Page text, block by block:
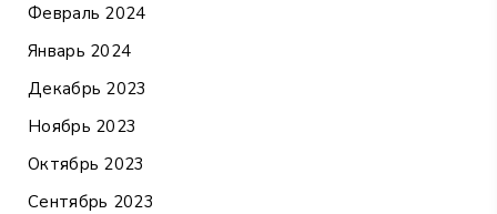
Февраль 2024
Январь 2024
Декабрь 2023
Ноябрь 2023
Октябрь 2023
Сентябрь 2023